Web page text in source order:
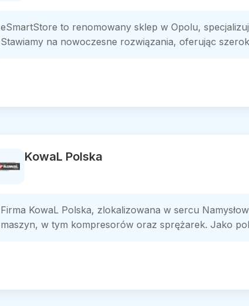
eSmartStore to renomowany sklep w Opolu,
Stawiamy na nowoczesne rozwiązania, oferując
KowaL Polska
Firma KowaL Polska, zlokalizowana w sercu
maszyn, w tym kompresorów oraz sprężarek. Jako